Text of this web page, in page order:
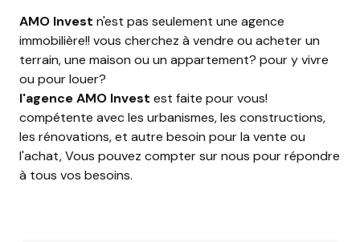
AMO Invest n'est pas seulement une agence
immobilière!! vous cherchez à vendre ou acheter un
terrain, une maison ou un appartement? pour y vivre
ou pour louer?
l'agence AMO Invest est faite pour vous!
compétente avec les urbanismes, les constructions,
les rénovations, et autre besoin pour la vente ou
l'achat, Vous pouvez compter sur nous pour répondre
à tous vos besoins.